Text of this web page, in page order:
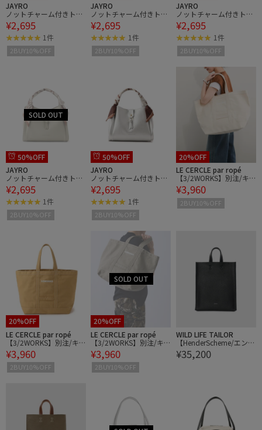
JAYRO
ノットチャーム付きトー
トバッグ
¥2,695
1件
2BUY10%OFF
JAYRO
ノットチャーム付きトー
トバッグ
¥2,695
1件
2BUY10%OFF
JAYRO
ノットチャーム付きトー
トバッグ
¥2,695
1件
2BUY10%OFF
50%OFF
JAYRO
ノットチャーム付きトー
トバッグ
¥2,695
1件
2BUY10%OFF
50%OFF
JAYRO
ノットチャーム付きトー
トバッグ
¥2,695
1件
2BUY10%OFF
20%OFF
LE CERCLE par ropé
【3/2WORKS】別注/キ
ャンバストート
¥3,960
2BUY10%OFF
20%OFF
LE CERCLE par ropé
【3/2WORKS】別注/キ
ャンバストート
¥3,960
2BUY10%OFF
20%OFF
LE CERCLE par ropé
【3/2WORKS】別注/キ
ャンバストート
¥3,960
2BUY10%OFF
WILD LIFE TAILOR
【HenderScheme/エンダ
ースキーマ】paper bag
¥35,200